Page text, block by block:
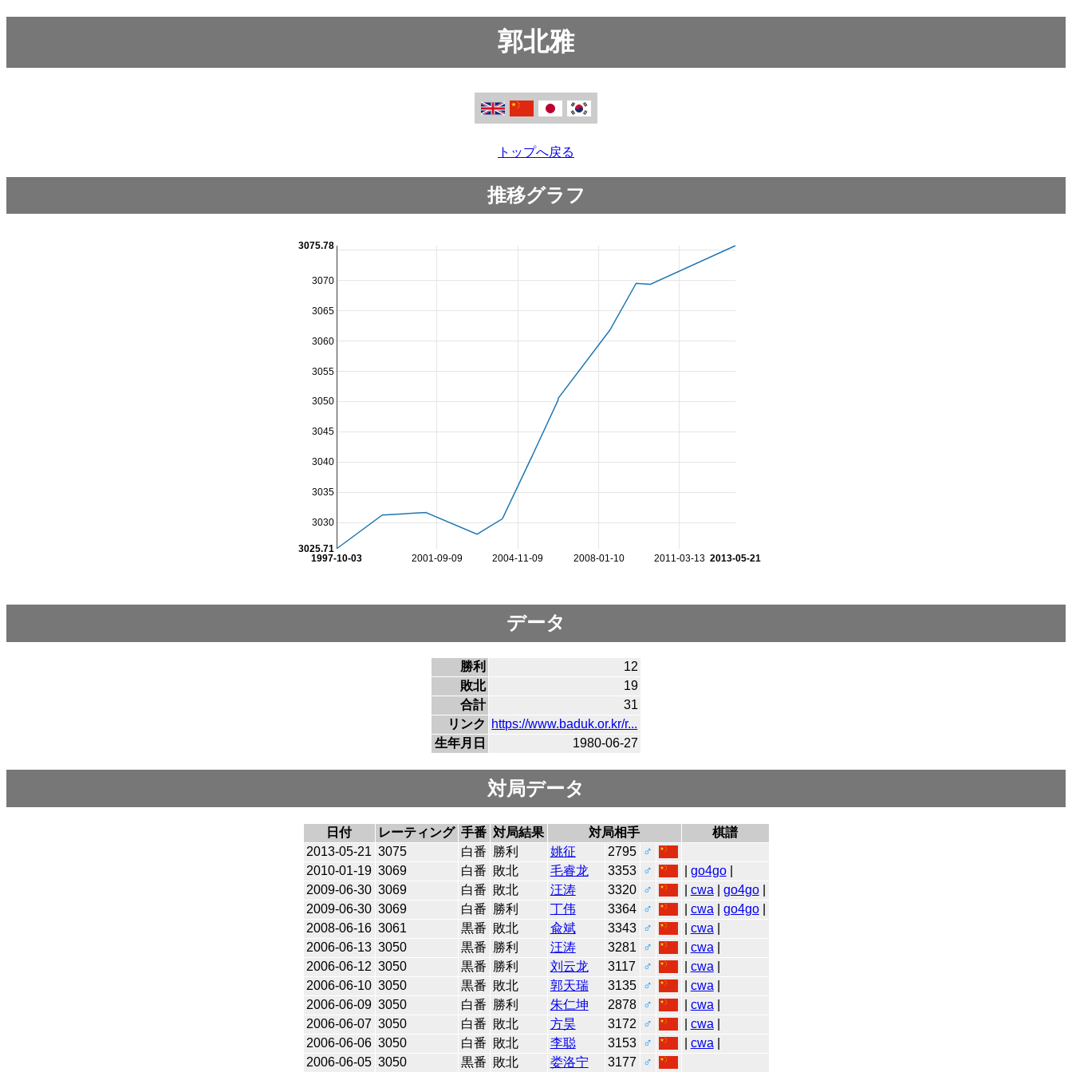
郭北雅
トップへ戻る
推移グラフ
2001-09-09 2004-11-09 2008-01-10 2011-03-13
1997-10-03 2013-05-21
3030
3035
3040
3045
3050
3055
3060
3065
3070
3025.71
3075.78
データ
勝利
12
敗北
19
合計
31
リンク
https://www.baduk.or.kr/r...
生年月日
1980-06-27
対局データ
日付 レーティング 手番 対局結果 対局相手
棋譜
2013-05-21 3075 白番 勝利 姚征 2795
♂
2010-01-19 3069 白番 敗北 毛睿龙 3353 ♂ go4go|
2009-06-30 3069 白番 敗北 汪涛 3320 ♂ cwa go4go|
2009-06-30 3069 白番 勝利 丁伟 3364 ♂ cwa go4go|
2008-06-16 3061 黒番 敗北 兪斌 3343 ♂ cwa
2006-06-13 3050 黒番 勝利 汪涛 3281 ♂ cwa
2006-06-12 3050 黒番 勝利 刘云龙 3117 ♂ cwa
2006-06-10 3050 黒番 敗北 郭天瑞 3135 ♂ cwa
2006-06-09 3050 白番 勝利 朱仁坤 2878 ♂ cwa
2006-06-07 3050 白番 敗北 方昊 3172 ♂ cwa
2006-06-06 3050 白番 敗北 李聪 3153 ♂ cwa
2006-06-05 3050 黒番 敗北 娄洛宁 3177
♂